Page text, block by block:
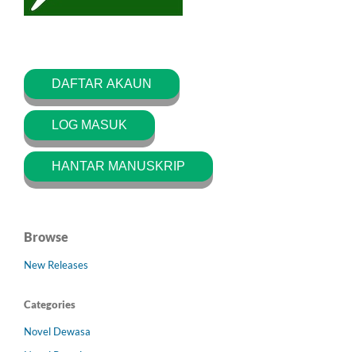
DAFTAR AKAUN
LOG MASUK
HANTAR MANUSKRIP
Browse
New Releases
Categories
Novel Dewasa